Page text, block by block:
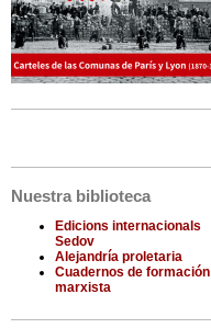
Nuestra biblioteca
Edicions internacionals
Sedov
Alejandría proletaria
Cuadernos de formación
marxista